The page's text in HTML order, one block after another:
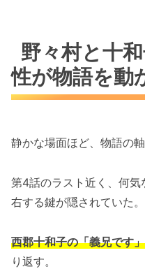
野々村と十
性が物語を動
静かな場面ほど、物語の軸
第4話のラスト近く、何
右する鍵が隠されていた。
西郡十和子の「義兄です
り返す。